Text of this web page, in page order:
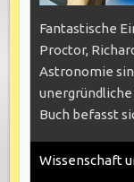
Fantastische
Proctor,
Astronomie
Buch befasst
Wissenschaft